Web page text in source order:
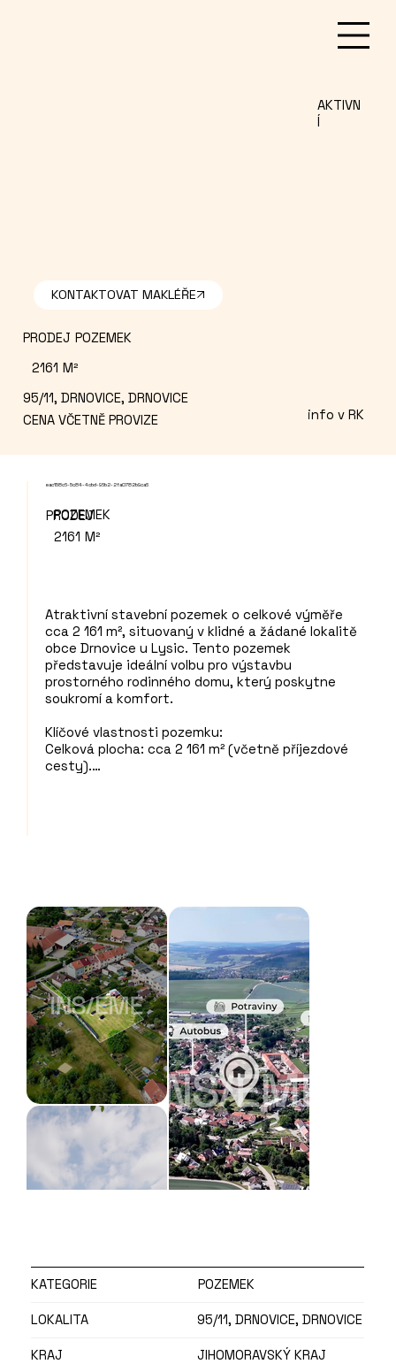
PRODEJ POZEMEK
2161 M²
95/11, DRNOVICE, DRNOVICE
CENA VČETNĚ PROVIZE
info v RK
AKTIVN
Í
eac158c6-5c84-4cbd-96b2-2fa0782b9ca6
PRODEJ
POZEMEK
2161 M²
Atraktivní stavební pozemek o celkové výměře
cca 2 161 m², situovaný v klidné a žádané lokalitě
obce Drnovice u Lysic. Tento pozemek
představuje ideální volbu pro výstavbu
prostorného rodinného domu, který poskytne
soukromí a komfort.
Klíčové vlastnosti pozemku:
Celková plocha: cca 2 161 m² (včetně příjezdové
cesty).
Přístup: Zajištěn prostřednictvím vlastní
příjezdové cesty.
O lokalitě:
Obec Drnovice se nachází v těsné blízkosti
městysu Lysice (okres Blansko), v malebné krajině
na okraji Českomoravské vrchoviny. Lokalita v
sobě spojuje klid venkovského bydlení s výbornou
dopravní dostupností.
Kompletní občanská vybavenost (mateřská a
základní škola, lékaři, obchody, pošta, vyhlášené
koupaliště a státní zámek) je k dispozici v
sousedních Lysicích, které jsou vzdálené pouhé 2
minuty jízdy autem. Spojení do Blanska, Boskovic
či Brna trvá autem přibližně 35 minut. Okolí láká
hustou sítí turistických a cyklistických tras v
čisté přírodě.
Pro více informací nebo domluvení prohlídky mě
KATEGORIE
LOKALITA
KRAJ
POZEMEK
95/11, DRNOVICE, DRNOVICE
JIHOMORAVSKÝ KRAJ